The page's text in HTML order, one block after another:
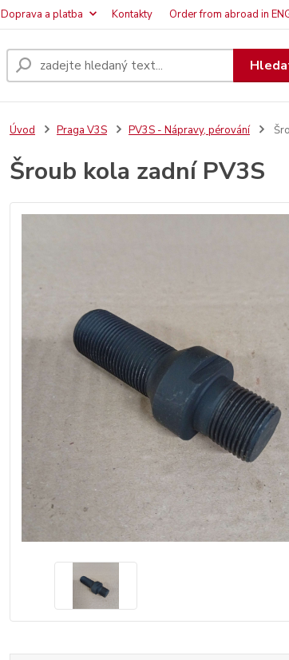
Doprava a platba Kontakty Order from abroad in
Úvod Praga V3S PV3S - Nápravy, pérování
Šroub kola zadní PV3S